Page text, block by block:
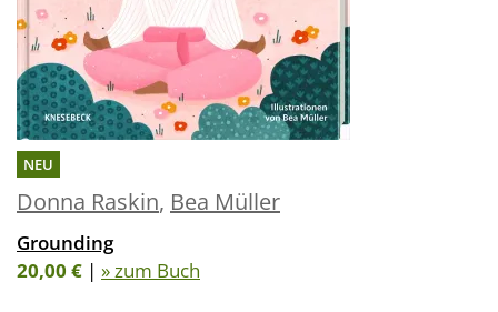
NEU
Donna Raskin, Bea Müller
Grounding
20,00 € | » zum Buch